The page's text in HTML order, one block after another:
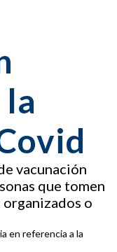
vacunación
que tomen
o
en referencia a la